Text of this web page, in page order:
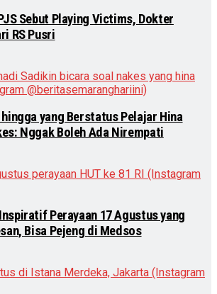
Sebut Playing Victims, Dokter
RS Pusri
yang Berstatus Pelajar Hina
Nggak Boleh Ada Nirempati
Perayaan 17 Agustus yang
Bisa Pejeng di Medsos